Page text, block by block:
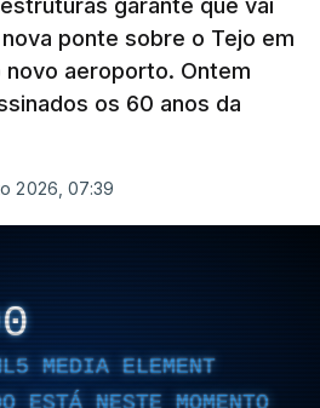
garante que vai
ponte sobre o Tejo em
novo aeroporto. Ontem
os 60 anos da
2026, 07:39
MEDIA ELEMENT
ESTÁ NESTE MOMENTO